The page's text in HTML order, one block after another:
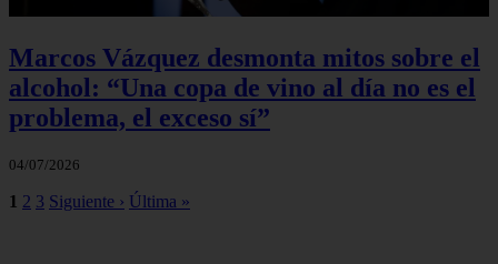
Marcos Vázquez desmonta mitos sobre el
alcohol: “Una copa de vino al día no es el
problema, el exceso sí”
04/07/2026
1 2 3 Siguiente › Última »